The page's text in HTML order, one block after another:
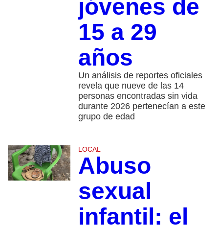
jóvenes de
15 a 29
años
Un análisis de reportes oficiales
revela que nueve de las 14
personas encontradas sin vida
durante 2026 pertenecían a este
grupo de edad
LOCAL
Abuso
sexual
infantil: el